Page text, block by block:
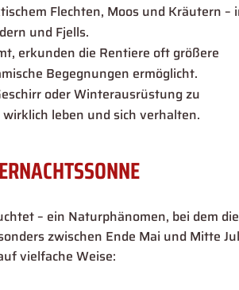
Flechten, Moos und Kräutern –
und Fjells.
erkunden die Rentiere oft größere
Begegnungen ermöglicht.
oder Winterausrüstung zu
leben und sich verhalten.
– ein Naturphänomen, bei dem die
zwischen Ende Mai und Mitte
vielfache Weise: